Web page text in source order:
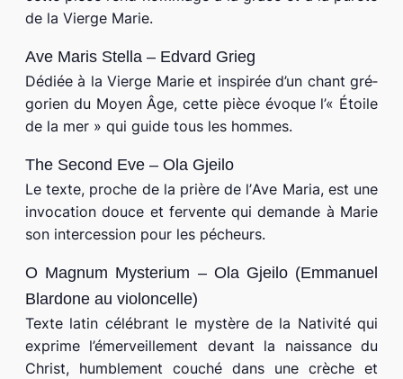
de la Vierge Marie.
Ave Maris Stella – Edvard Grieg
Dédiée à la Vierge Marie et ins­pi­rée d’un chant gré­
go­rien du Moyen Âge, cette pièce évoque l’« Étoile
de la mer » qui guide tous les hommes.
The Second Eve – Ola Gjeilo
Le texte, proche de la prière de l’Ave Maria, est une
invo­ca­tion douce et fer­vente qui demande à Marie
son inter­ces­sion pour les pécheurs.
O Magnum Mysterium – Ola Gjeilo (Emmanuel
Blardone au vio­lon­celle)
Texte latin célé­brant le mys­tère de la Nativité qui
exprime l’émerveillement devant la nais­sance du
Christ, hum­ble­ment cou­ché dans une crèche et